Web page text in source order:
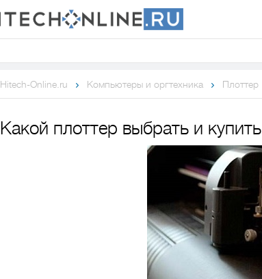
Hitech-Online.ru Компьютеры и оргтехника Плоттер
Какой плоттер выбрать и купить